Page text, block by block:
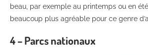
beau, par exemple au printemps ou en
beaucoup plus agréable pour ce genre
4 – Parcs nationaux